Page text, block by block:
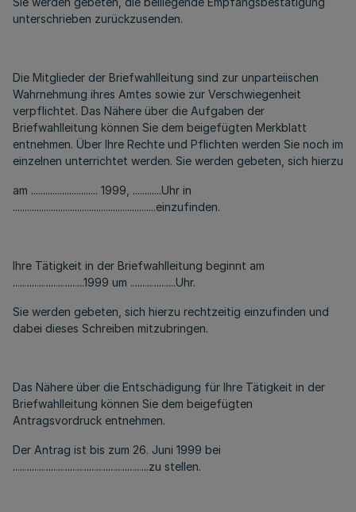
unterschrieben zurückzusenden.
Die Mitglieder der Briefwahlleitung sind zur unparteiischen
Wahrnehmung ihres Amtes sowie zur Verschwiegenheit
verpflichtet. Das Nähere über die Aufgaben der
Briefwahlleitung können Sie dem beigefügten Merkblatt
entnehmen. Über Ihre Rechte und Pflichten werden Sie noch im
einzelnen unterrichtet werden. Sie werden gebeten, sich hierzu
am ............................ 1999, ............Uhr in
............................................................einzufinden.
Ihre Tätigkeit in der Briefwahlleitung beginnt am
..............................1999 um ...................Uhr.
Sie werden gebeten, sich hierzu rechtzeitig einzufinden und
dabei dieses Schreiben mitzubringen.
Das Nähere über die Entschädigung für Ihre Tätigkeit in der
Briefwahlleitung können Sie dem beigefügten
Antragsvordruck entnehmen.
Der Antrag ist bis zum 26. Juni 1999 bei
.........................................................zu stellen.